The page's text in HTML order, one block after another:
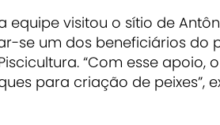
equipe visitou o sítio de
se um dos beneficiários do
“Com esse apoio,
para criação de peixes”,